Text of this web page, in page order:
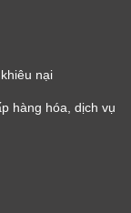
nại
hàng hóa, dịch vụ